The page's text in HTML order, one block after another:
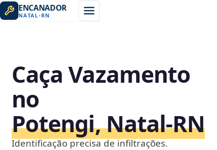
ENCANADOR
NATAL-RN
Caça Vazamento
no
Potengi, Natal‑RN
Identificação precisa de infiltrações.